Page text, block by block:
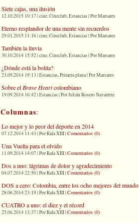
Siete cajas, una ilusión
12.10.2015 10:17 | cine, Cineclub, Estancias | Por Marsares
Eterno resplandor de una mente sin recuerdos
29.01.2015 11:16 | cine, Cineclub, Estancias | Por Marsares
También la lluvia
30.10.2014 15:52 | cine, Cineclub, Estancias | Por Marsares
¿Dónde está la bolita?
23.09.2014 19:13 | Estancias, Primera plana | Por Marsares
Sobre el Brave Heartcolombiano
19.09.2014 16:42 | Estancias | Por Julián Rosero Navarrete
Columnas:
Lo mejor y lo peor del deporte en 2014
07.12.2014 11:43 | Por Rafa XIII |Comentarios (0)
Una Vuelta para el olvido
11.09.2014 14:07 | Por Rafa XIII |Comentarios (0)
Dos a uno: lágrimas de dolor y agradecimiento
04.07.2014 22:50 | Por Rafa XIII |Comentarios (0)
DOS a cero: Colombia, entre los ocho mejores del mundo
28.06.2014 23:19 | Por Rafa XIII |Comentarios (0)
CUATRO a uno: el diez y el récord
25.06.2014 13:37 | Por Rafa XIII |Comentarios (0)